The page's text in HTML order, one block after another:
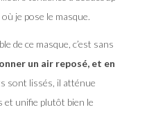
je pose le masque.
de ce masque, c’est sans
un air reposé, et en
sont lissés, il atténue
et unifie plutôt bien le